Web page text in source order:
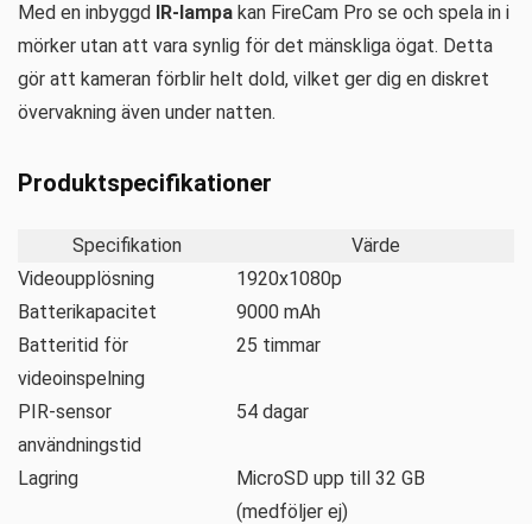
Med en inbyggd IR-lampa kan FireCam Pro se och spela in i
mörker utan att vara synlig för det mänskliga ögat. Detta
gör att kameran förblir helt dold, vilket ger dig en diskret
övervakning även under natten.
Produktspecifikationer
Specifikation
Värde
Videoupplösning
1920x1080p
Batterikapacitet
9000 mAh
Batteritid för
videoinspelning
25 timmar
PIR-sensor
användningstid
54 dagar
Lagring
MicroSD upp till 32 GB
(medföljer ej)